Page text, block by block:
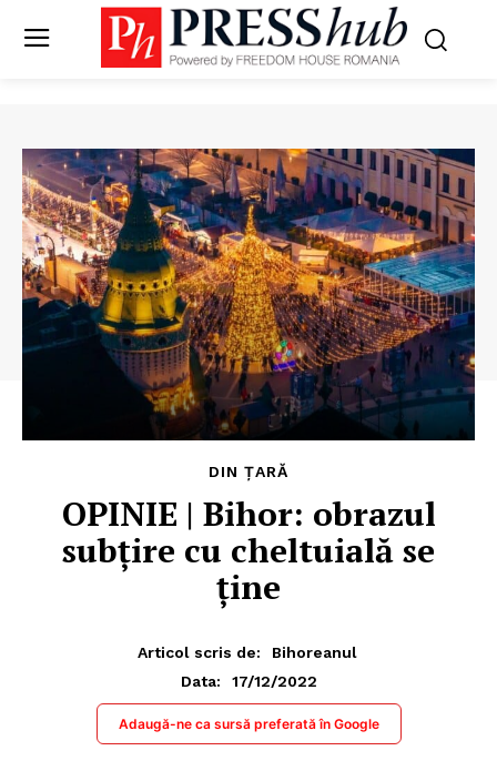
DIN ȚARĂ
OPINIE | Bihor: obrazul
subţire cu cheltuială se
ţine
Articol scris de:
Bihoreanul
Data:
17/12/2022
Adaugă-ne ca sursă preferată în Google